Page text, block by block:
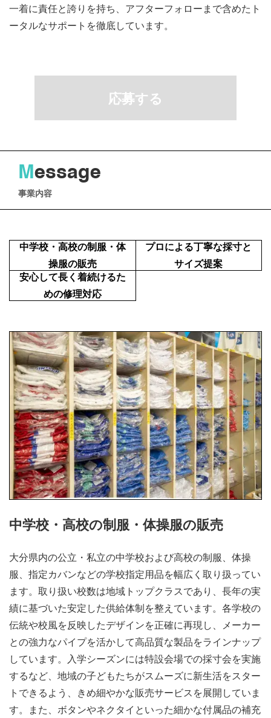
一着に責任と誇りを持ち、アフターフォローまで含めたト
ータルなサポートを徹底しています。
応募する
Message
事業内容
中学校・高校の制服・体
操服の販売
プロによる丁寧な採寸と
サイズ提案
安心して長く着続けるた
めの修理対応
中学校・高校の制服・体操服の販売
大分県内の公立・私立の中学校および高校の制服、体操
服、指定カバンなどの学校指定用品を幅広く取り扱ってい
ます。取り扱い校数は地域トップクラスであり、長年の実
績に基づいた安定した供給体制を整えています。各学校の
伝統や校風を反映したデザインを正確に再現し、メーカー
との強力なパイプを活かして高品質な製品をラインナップ
しています。入学シーズンには特設会場での採寸会を実施
するなど、地域の子どもたちがスムーズに新生活をスター
トできるよう、きめ細やかな販売サービスを展開していま
す。また、ボタンやネクタイといった細かな付属品の補充